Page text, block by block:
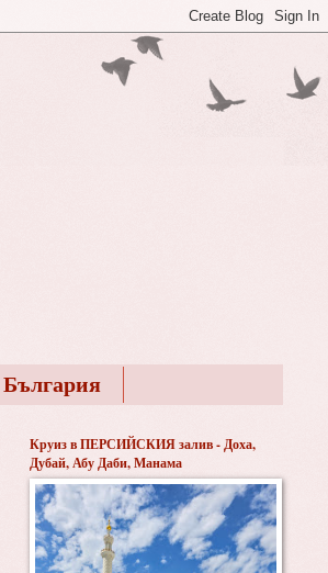
Круиз в ПЕРСИЙСКИЯ залив - Доха,
Дубай, Абу Даби, Манама